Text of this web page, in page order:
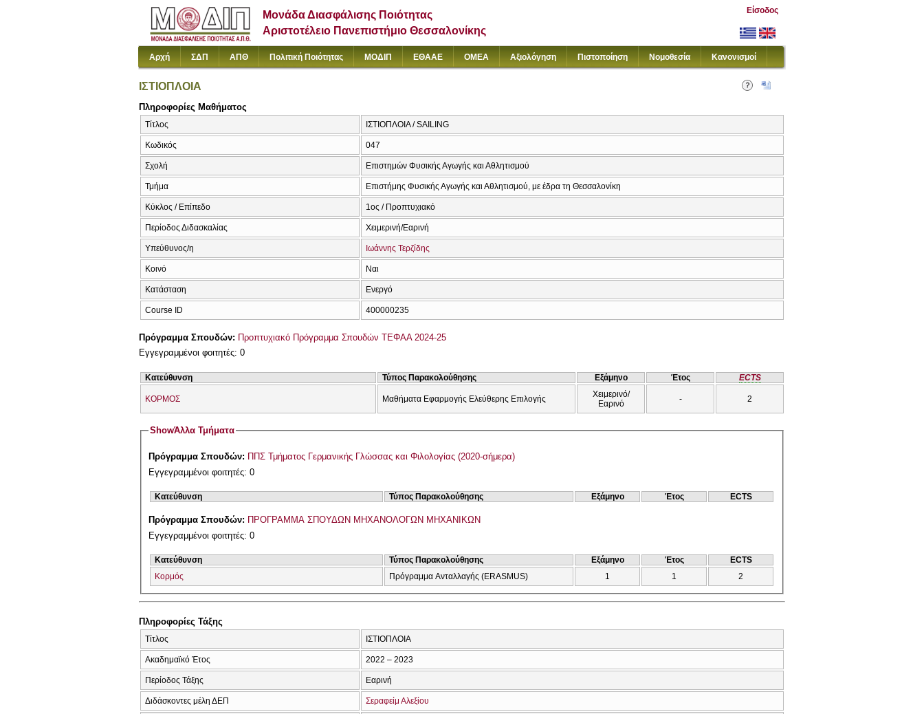
Μονάδα Διασφάλισης Ποιότητας
Αριστοτέλειο Πανεπιστήμιο Θεσσαλονίκης
Είσοδος
Αρχή ΣΔΠ ΑΠΘ Πολιτική Ποιότητας ΜΟΔΙΠ ΕΘΑΑΕ ΟΜΕΑ Αξιολόγηση Πιστοποίηση Νομοθεσία Κανονισμοί
ΙΣΤΙΟΠΛΟΙΑ
Πληροφορίες Μαθήματος
Τίτλος ΙΣΤΙΟΠΛΟΙΑ / SAILING
Κωδικός 047
Σχολή Επιστημών Φυσικής Αγωγής και Αθλητισμού
Τμήμα Επιστήμης Φυσικής Αγωγής και Αθλητισμού, με έδρα τη Θεσσαλονίκη
Κύκλος / Επίπεδο 1ος / Προπτυχιακό
Περίοδος Διδασκαλίας Χειμερινή/Εαρινή
Υπεύθυνος/η Ιωάννης Τερζίδης
Κοινό Ναι
Κατάσταση Ενεργό
Course ID 400000235
Πρόγραμμα Σπουδών: Προπτυχιακό Πρόγραμμα Σπουδών ΤΕΦΑΑ 2024-25
Εγγεγραμμένοι φοιτητές: 0
Κατεύθυνση Τύπος Παρακολούθησης Εξάμηνο Έτος ECTS
ΚΟΡΜΟΣ Μαθήματα Εφαρμογής Ελεύθερης Επιλογής
Χειμερινό/
Εαρινό
- 2
ShowΆλλα Τμήματα
Πρόγραμμα Σπουδών: ΠΠΣ Τμήματος Γερμανικής Γλώσσας και Φιλολογίας (2020-σήμερα)
Εγγεγραμμένοι φοιτητές: 0
Κατεύθυνση Τύπος Παρακολούθησης Εξάμηνο Έτος ECTS
Πρόγραμμα Σπουδών: ΠΡΟΓΡΑΜΜΑ ΣΠΟΥΔΩΝ ΜΗΧΑΝΟΛΟΓΩΝ ΜΗΧΑΝΙΚΩΝ
Εγγεγραμμένοι φοιτητές: 0
Κατεύθυνση Τύπος Παρακολούθησης Εξάμηνο Έτος
ECTS
Κορμός
Πρόγραμμα Ανταλλαγής (ERASMUS) 1 1 2
Πληροφορίες Τάξης
Τίτλος ΙΣΤΙΟΠΛΟΙΑ
Ακαδημαϊκό Έτος 2022 – 2023
Περίοδος Τάξης Εαρινή
Διδάσκοντες μέλη ΔΕΠ Σεραφείμ Αλεξίου